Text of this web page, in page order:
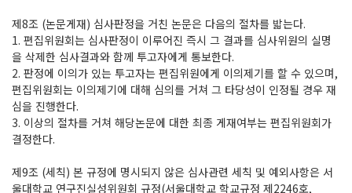
제8조 (논문게재) 심사판정을 거친 논문은 다음의 절차를 밟는다.
1. 편집위원회는 심사판정이 이루어진 즉시 그 결과를 심사위원의 실명
을 삭제한 심사결과와 함께 투고자에게 통보한다.
2. 판정에 이의가 있는 투고자는 편집위원에게 이의제기를 할 수 있으며,
편집위원회는 이의제기에 대해 심의를 거쳐 그 타당성이 인정될 경우 재
심을 진행한다.
3. 이상의 절차를 거쳐 해당논문에 대한 최종 게재여부는 편집위원회가
결정한다.
제9조 (세칙) 본 규정에 명시되지 않은 심사관련 세칙 및 예외사항은 서
울대학교 연구진실성위원회 규정(서울대학교 학교규정 제2246호,